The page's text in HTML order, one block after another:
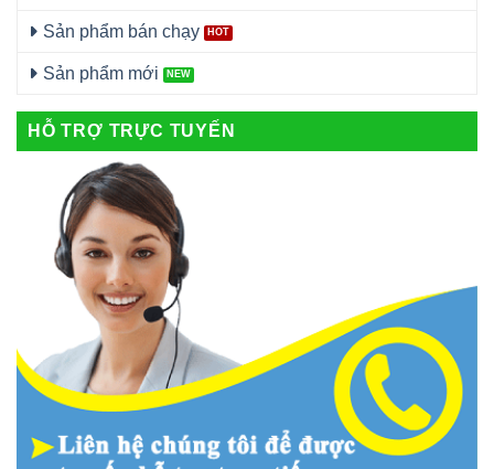
Sản phẩm bán chạy
Sản phẩm mới
HỖ TRỢ TRỰC TUYẾN